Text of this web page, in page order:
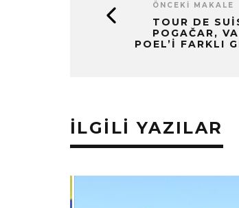
ÖNCEKI MAKALE
TOUR DE
POGAČAR,
POEL’I FARKLI
İLGILI YAZILAR